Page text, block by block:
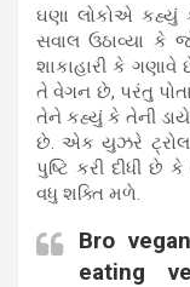
ઘણા લોકોએ કહ્યું
સવાલ ઉઠાવ્યા કે
શાકાહારી કે
તે વેગન છે, પરંતુ
તેને કહ્યું કે તેની
છે. એક યુઝરે ટ્રોલ
પુષ્ટિ કરી દીધી
વધુ શક્તિ મળે.
Bro
eating